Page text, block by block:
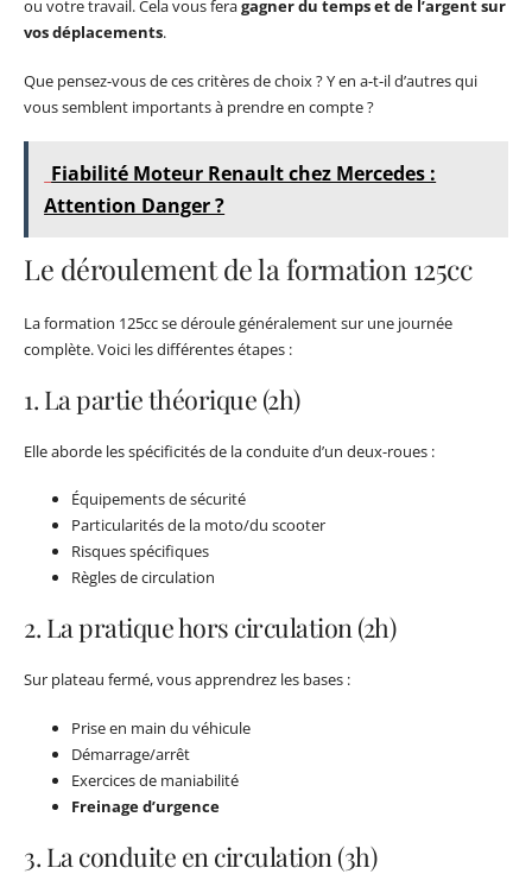
ou votre travail. Cela vous feragagner du temps et de l’argent sur
vos déplacements.
Que pensez-vous de ces critères de choix ? Y en a-t-il d’autres qui
vous semblent importants à prendre en compte ?
Fiabilité Moteur Renault chez Mercedes :
Attention Danger ?
Le déroulement de la formation 125cc
La formation 125cc se déroule généralement sur une journée
complète. Voici les différentes étapes :
1. La partie théorique (2h)
Elle aborde les spécificités de la conduite d’un deux-roues :
Équipements de sécurité
Particularités de la moto/du scooter
Risques spécifiques
Règles de circulation
2. La pratique hors circulation (2h)
Sur plateau fermé, vous apprendrez les bases :
Prise en main du véhicule
Démarrage/arrêt
Exercices de maniabilité
Freinage d’urgence
3. La conduite en circulation (3h)